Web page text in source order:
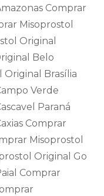
Comprar
Misoprostol
Original
Belo
Brasília
Verde
Paraná
Comprar
Misoprostol
Original Go
Comprar